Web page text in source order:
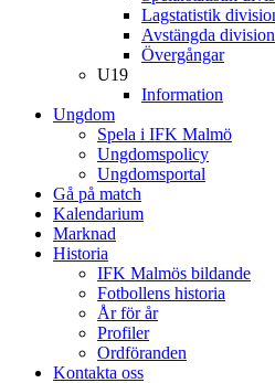
Lagstatistik
Avstängda
Övergångar
U19
Information
Ungdom
Spela i IFK Malmö
Ungdomspolicy
Ungdomsportal
Gå på match
Kalendarium
Marknad
Historia
IFK Malmös bildande
Fotbollens historia
År för år
Profiler
Ordföranden
Kontakta oss